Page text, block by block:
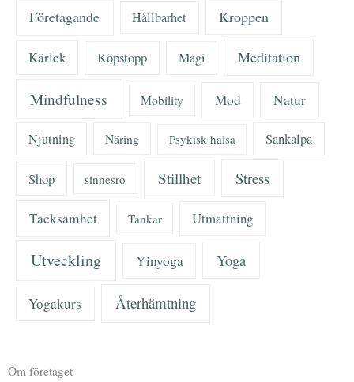
Företagande Hållbarhet Kroppen
Kärlek Köpstopp Magi Meditation
Mindfulness Mobility Mod Natur
Njutning Näring Psykisk hälsa Sankalpa
Shop sinnesro Stillhet Stress
Tacksamhet Tankar Utmattning
Utveckling Yinyoga Yoga
Yogakurs Återhämtning
Om företaget